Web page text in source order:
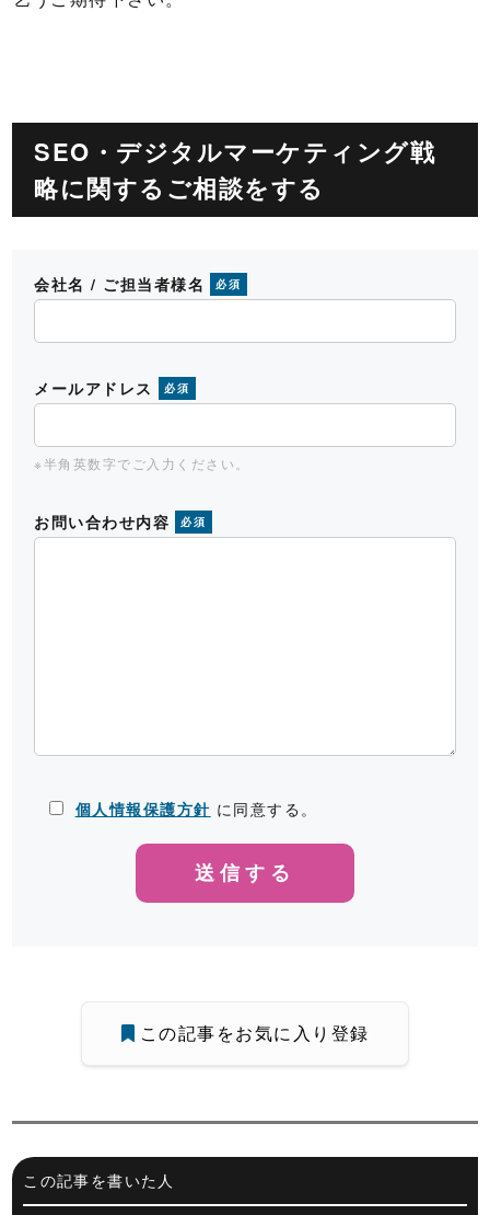
SEO・デジタルマーケティング戦
略に関するご相談をする
会社名 / ご担当者様名 必須
メールアドレス 必須
※半角英数字でご入力ください。
お問い合わせ内容 必須
個人情報保護方針 に同意する。
この記事をお気に入り登録
この記事を書いた人